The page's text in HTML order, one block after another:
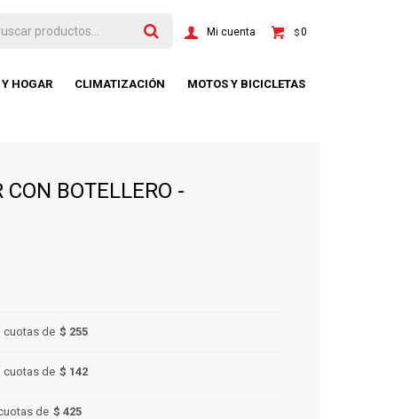
Y HOGAR CLIMATIZACIÓN MOTOS Y BICICLETAS
$0
CON BOTELLERO -
cuotas de $ 255
cuotas de $ 142
de $ 425